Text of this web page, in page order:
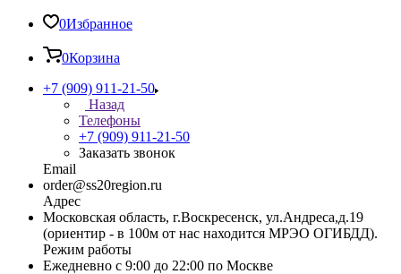
0Избранное
0Корзина
+7 (909) 911-21-50
Назад
Телефоны
+7 (909) 911-21-50
Заказать звонок
Email
order@ss20region.ru
Адрес
Московская область, г.Воскресенск, ул.Андреса,д.19
(ориентир - в 100м от нас находится МРЭО ОГИБДД).
Режим работы
Ежедневно с 9:00 до 22:00 по Москве